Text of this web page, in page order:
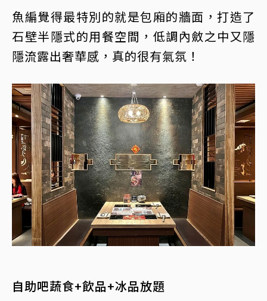
魚編覺得最特別的就是包廂的牆面，打造了
石壁半隱式的用餐空間，低調內斂之中又隱
隱流露出奢華感，真的很有氣氛！
自助吧蔬食+飲品+冰品放題